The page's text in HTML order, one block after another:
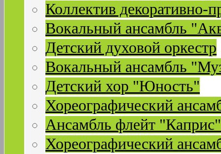
Коллектив декоративно-
Вокальный ансамбль
Детский духовой оркестр
Вокальный ансамбль
Детский хор "Юность"
Хореографический
Ансамбль флейт "Каприс"
Хореографический